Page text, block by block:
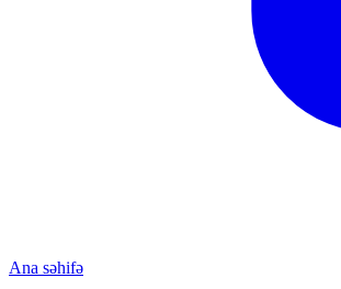
Ana səhifə